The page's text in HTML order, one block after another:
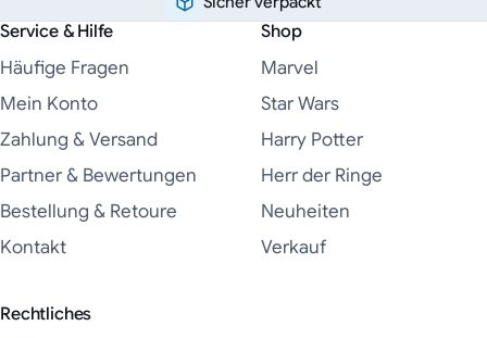
Service & Hilfe
Häufige Fragen
Mein Konto
Zahlung & Versand
Partner & Bewertungen
Bestellung & Retoure
Kontakt
Shop
Marvel
Star Wars
Harry Potter
Herr der Ringe
Neuheiten
Verkauf
Rechtliches